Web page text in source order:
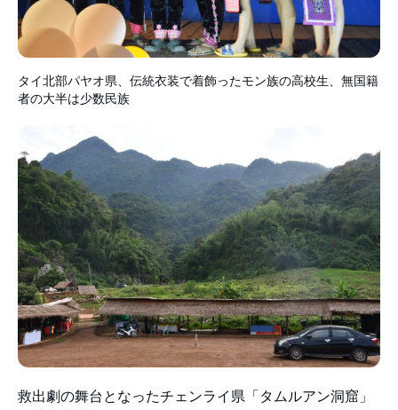
タイ北部パヤオ県、伝統衣装で着飾ったモン族の高校生、無国籍
者の大半は少数民族
救出劇の舞台となったチェンライ県「タムルアン洞窟」